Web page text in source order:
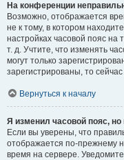
На конференции
Возможно, отображается
не к тому, в котором
настройках часовой пояс на
т. д. Учтите, что изменять
могут только
зарегистрированы, то
Вернуться к началу
Я изменил часовой пояс,
Если вы уверены, что
отображается по-прежнему
время на сервере.